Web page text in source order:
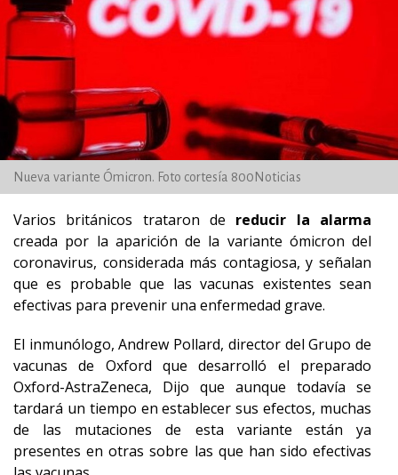
Nueva variante Ómicron. Foto cortesía 800Noticias
Varios británicos trataron de reducir la alarma
creada por la aparición de la variante ómicron del
coronavirus, considerada más contagiosa, y señalan
que es probable que las vacunas existentes sean
efectivas para prevenir una enfermedad grave.
El inmunólogo, Andrew Pollard, director del Grupo de
vacunas de Oxford que desarrolló el preparado
Oxford-AstraZeneca, Dijo que aunque todavía se
tardará un tiempo en establecer sus efectos, muchas
de las mutaciones de esta variante están ya
presentes en otras sobre las que han sido efectivas